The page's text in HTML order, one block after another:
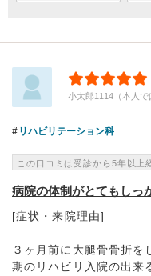
小太郎1114（本人で
リハビリテーション科
この口コミは受診から5年以上
病院の体制がとてもしっ
[症状・来院理由]
３ヶ月前に大腿骨骨折を
期のリハビリ入院の出来